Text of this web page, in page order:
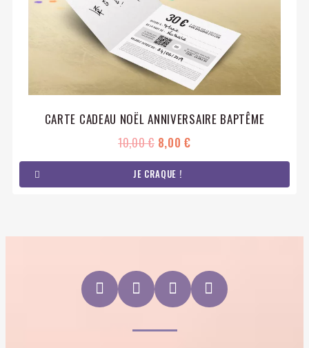
CARTE CADEAU NOËL ANNIVERSAIRE BAPTÊME
10,00 € 8,00 €
JE CRAQUE !